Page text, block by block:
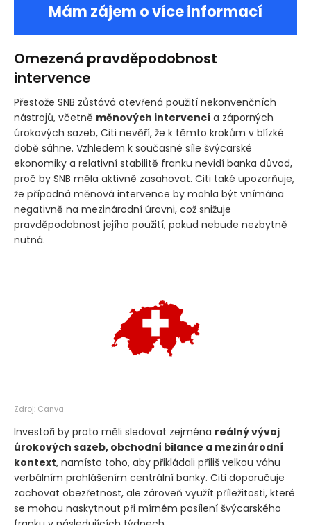
Mám zájem o více informací
Omezená pravděpodobnost
intervence
Přestože SNB zůstává otevřená použití nekonvenčních
nástrojů, včetně měnových intervencí a záporných
úrokových sazeb, Citi nevěří, že k těmto krokům v blízké
době sáhne. Vzhledem k současné síle švýcarské
ekonomiky a relativní stabilitě franku nevidí banka důvod,
proč by SNB měla aktivně zasahovat. Citi také upozorňuje,
že případná měnová intervence by mohla být vnímána
negativně na mezinárodní úrovni, což snižuje
pravděpodobnost jejího použití, pokud nebude nezbytně
nutná.
Zdroj: Canva
Investoři by proto měli sledovat zejména reálný vývoj
úrokových sazeb, obchodní bilance a mezinárodní
kontext, namísto toho, aby přikládali příliš velkou váhu
verbálním prohlášením centrální banky. Citi doporučuje
zachovat obezřetnost, ale zároveň využít příležitosti, které
se mohou naskytnout při mírném posílení švýcarského